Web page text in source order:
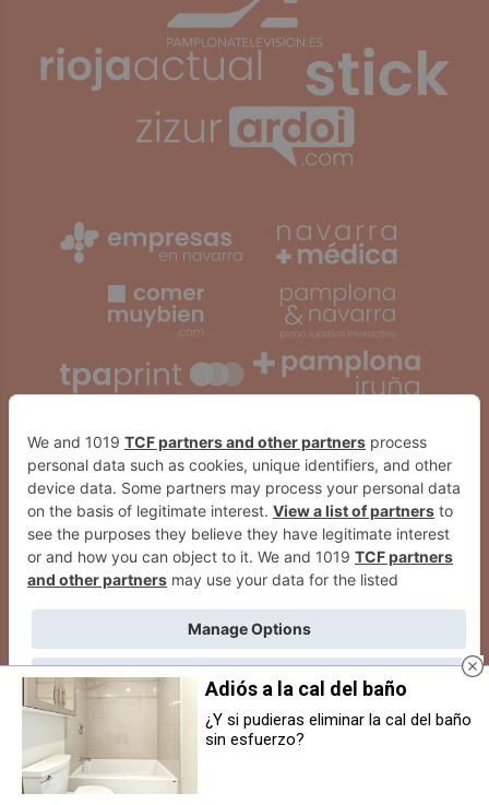
2026
Las Javieradas incorporan
novedades como un semáforo
para peregrinos y refuerzan las
medidas de seguridad
Educación abre plazo para
Adiós a la cal del baño
¿Y si pudieras eliminar la cal del baño
sin esfuerzo?